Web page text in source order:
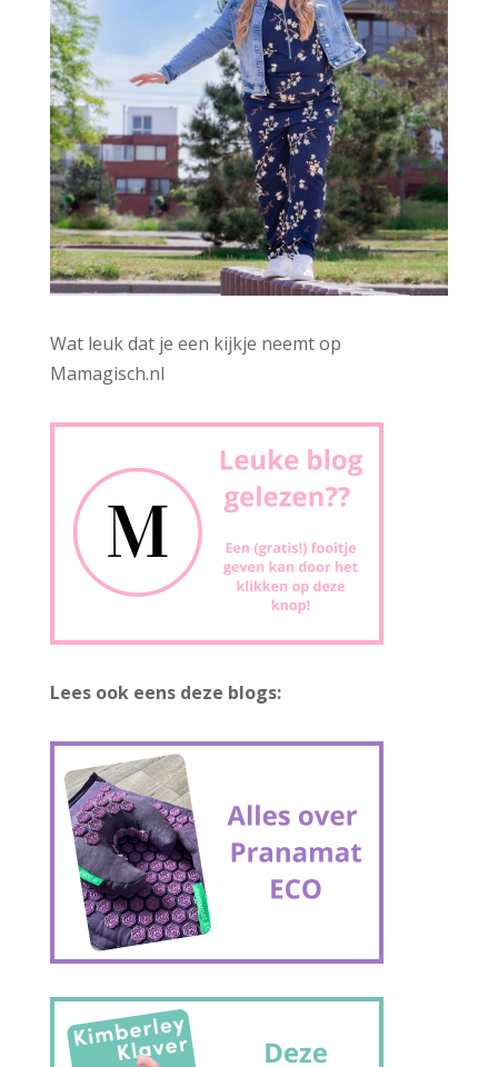
Wat leuk dat je een kijkje neemt op
Mamagisch.nl
Lees ook eens deze blogs: